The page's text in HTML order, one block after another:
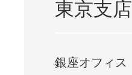
東京支店
銀座オフィス